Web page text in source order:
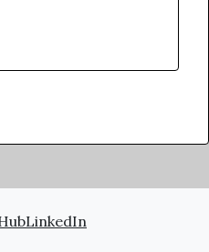
LinkedIn